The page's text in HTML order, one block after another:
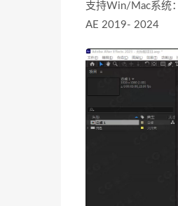
支持Win/Mac系统：
AE 2019- 2024